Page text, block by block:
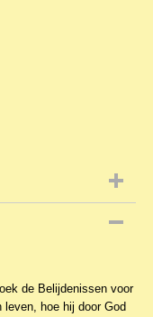
de Belijdenissen voor
hoe hij door God